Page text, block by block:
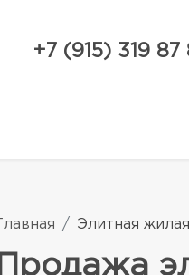
+7 (915) 319 87
Главная Элитная
Продажа